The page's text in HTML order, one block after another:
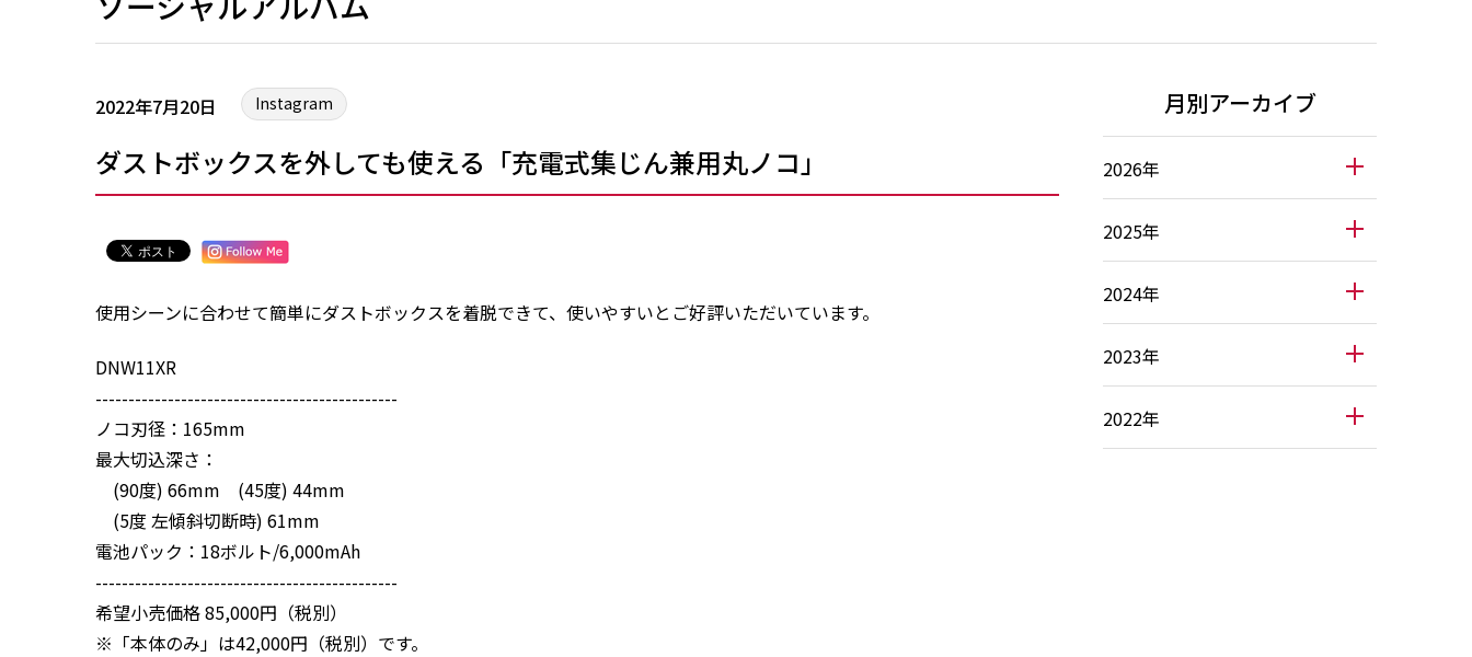
2022年7月20日 Instagram
ダストボックスを外しても使える「充電式集じん兼用丸ノコ」
使用シーンに合わせて簡単にダストボックスを着脱できて、使いやすいとご好評いただいています。
DNW11XR
----------------------------------------------
ノコ刃径：165mm
最大切込深さ：
(90度) 66mm (45度) 44mm
(5度 左傾斜切断時) 61mm
電池パック：18ボルト/6,000mAh
----------------------------------------------
希望小売価格 85,000円（税別）
※「本体のみ」は42,000円（税別）です。
月別アーカイブ
2026年
2025年
2024年
2023年
2022年